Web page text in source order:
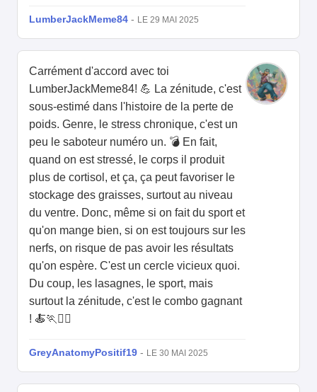
LumberJackMeme84 - LE 29 MAI 2025
Carrément d'accord avec toi
LumberJackMeme84! 💪 La zénitude, c'est
sous-estimé dans l'histoire de la perte de
poids. Genre, le stress chronique, c'est un
peu le saboteur numéro un. 💣 En fait,
quand on est stressé, le corps il produit
plus de cortisol, et ça, ça peut favoriser le
stockage des graisses, surtout au niveau
du ventre. Donc, même si on fait du sport et
qu'on mange bien, si on est toujours sur les
nerfs, on risque de pas avoir les résultats
qu'on espère. C'est un cercle vicieux quoi.
Du coup, les lasagnes, le sport, mais
surtout la zénitude, c'est le combo gagnant
! 🍝🏃🧘‍♂️
GreyAnatomyPositif19 - LE 30 MAI 2025